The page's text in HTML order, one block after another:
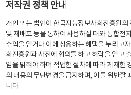
저작권 정책 안내
개인 또는 법인이 한국지능정보사회진흥원의
및 재배포 등을 통하여 사용하실 때와 통합전
수익을 얻거나 이에 상응하는 혜택을 누리고
회진흥원과 사전에 협의를 하고 허락을 얻고
임을 밝혀야 하며 적법한 절차에 따라 게재한
의 내용의 무단변경을 금지하며, 이를 위반할
니다.